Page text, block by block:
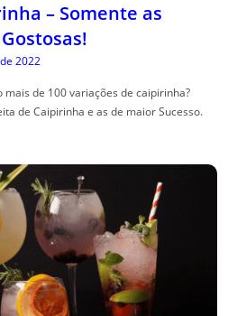
– Somente as
2022
de 100 variações de caipirinha?
de Caipirinha e as de maior Sucesso.